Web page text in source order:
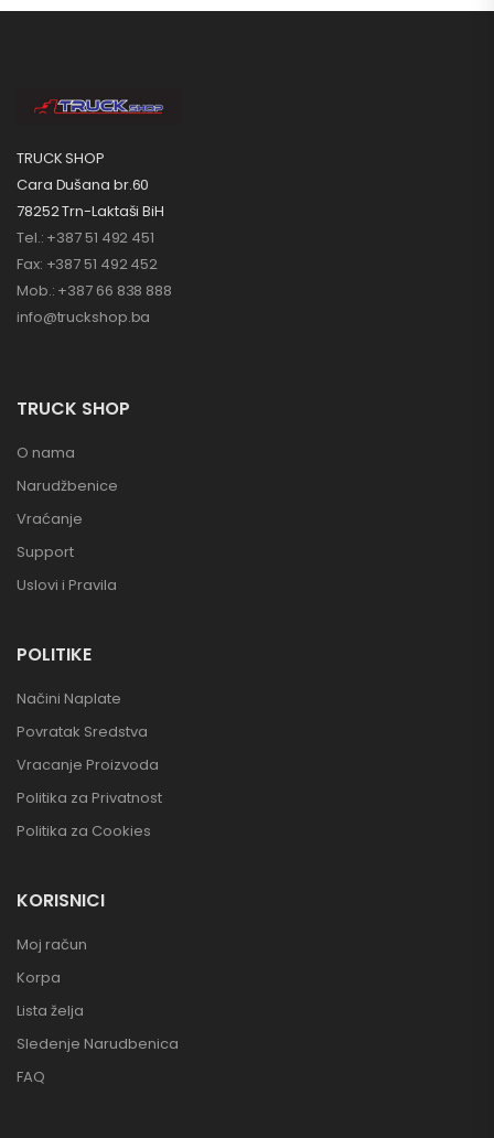
TRUCK SHOP
Cara Dušana br.60
78252 Trn-Laktaši BiH
Tel.: +387 51 492 451
Fax: +387 51 492 452
Mob.: +387 66 838 888
info@truckshop.ba
TRUCK SHOP
O nama
Narudžbenice
Vraćanje
Support
Uslovi i Pravila
POLITIKE
Načini Naplate
Povratak Sredstva
Vracanje Proizvoda
Politika za Privatnost
Politika za Cookies
KORISNICI
Moj račun
Korpa
Lista želja
Sledenje Narudbenica
FAQ